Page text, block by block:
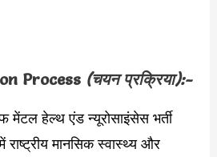
Process (चयन प्रक्रिया):-
हेल्थ एंड न्यूरोसाइंसेस भर्ती
मानसिक स्वास्थ्य और